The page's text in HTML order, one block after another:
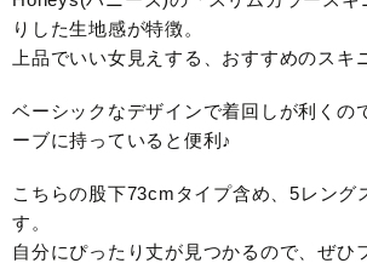
りした生地感が特徴。
上品でいい女見えする、おすすめのスキ
ベーシックなデザインで着回しが利くの
ーブに持っていると便利♪
こちらの股下73cmタイプ含め、5レング
す。
自分にぴったり丈が見つかるので、ぜひ